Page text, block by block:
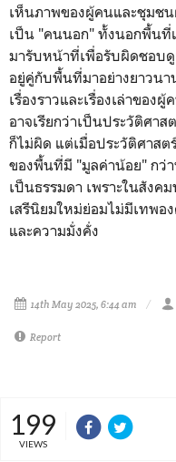
เห็นภาพของผู้คนและชุมชน
เป็น "คนนอก" ทั้งนอกพื้นที่
มารับหน้าที่เพื่อรับผิดชอบ
อยู่คู่กับพื้นที่มาอย่างยาวน
เรื่องราวและเรื่องเล่าขอ
อาจเรียกว่าเป็นประวัติศา
ก็ไม่ผิด แต่เมื่อประวัติศาส
ของพื้นที่มี "มูลค่าน้อย" กว่
เป็นธรรมดา เพราะในสัง
เสรีนิยมใหม่ย่อมไม่มีเทพอ
และความมั่งคั่ง
14th May 2025, 6:44 am
Report
199
VIEWS